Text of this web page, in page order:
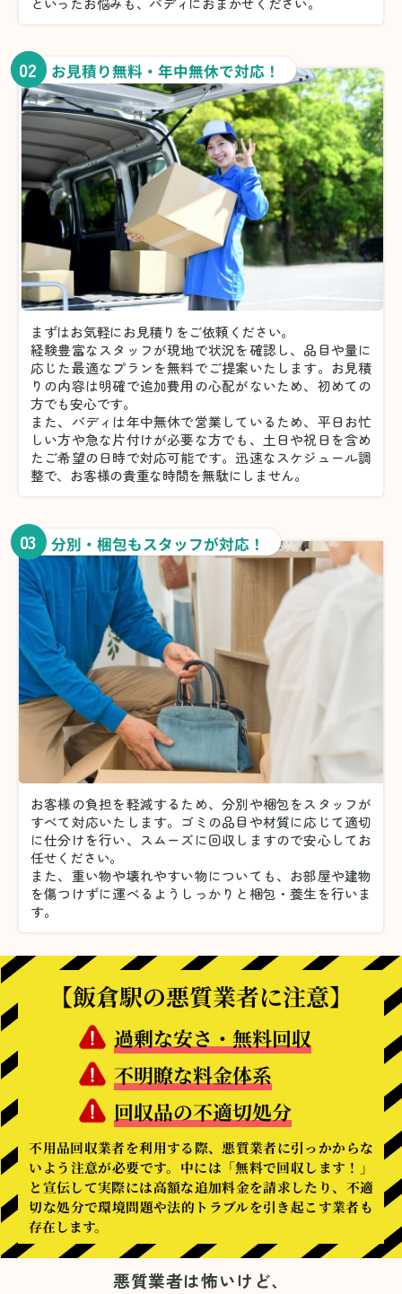
02 お見積り無料・年中無休で対応！
まずはお気軽にお見積りをご依頼ください。
経験豊富なスタッフが現地で状況を確認し、品目や量に
応じた最適なプランを無料でご提案いたします。お見積
りの内容は明確で追加費用の心配がないため、初めての
方でも安心です。
また、バディは年中無休で営業しているため、平日お忙
しい方や急な片付けが必要な方でも、土日や祝日を含め
たご希望の日時で対応可能です。迅速なスケジュール調
整で、お客様の貴重な時間を無駄にしません。
03 分別・梱包もスタッフが対応！
お客様の負担を軽減するため、分別や梱包をスタッフが
すべて対応いたします。 ゴミの品目や材質に応じて適切
に仕分けを行い、スムーズに回収しますので安心してお
任せください。
また、重い物や壊れやすい物についても、お部屋や建物
を傷つけずに運べるようしっかりと梱包・養生を行いま
す。
【飯倉駅の悪質業者に注意】
過剰な安さ・無料回収
不明瞭な料金体系
回収品の不適切処分
不用品回収業者を利用する際、悪質業者に引っかからな
いよう注意が必要です。中には「無料で回収します！」
と宣伝して実際には高額な追加料金を請求したり、不適
切な処分で環境問題や法的トラブルを引き起こす業者も
存在します。
悪質業者は怖いけど、